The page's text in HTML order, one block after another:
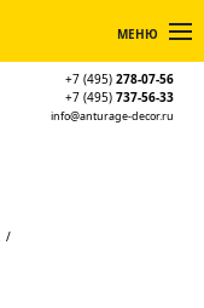
МЕНЮ
+7 (495) 278-07-56
+7 (495) 737-56-33
info@anturage-decor.ru